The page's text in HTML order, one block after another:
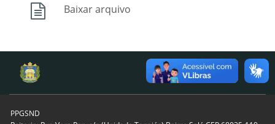
Baixar arquivo
PPGSND